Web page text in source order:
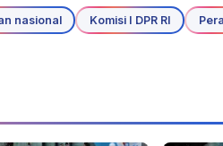
nasional Komisi I DPR RI